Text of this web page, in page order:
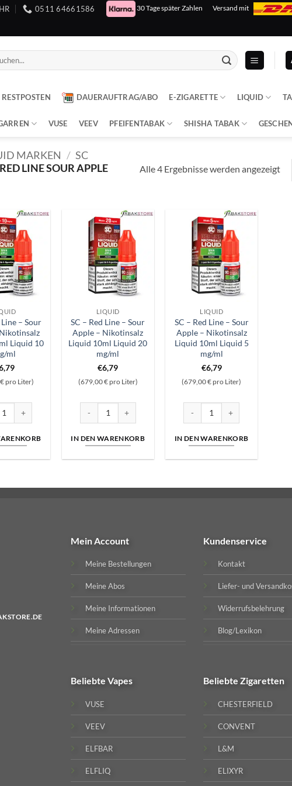
0511 64661586 30 Tage später Zahlen Versand mit
RESTPOSTEN DAUERAUFTRAG/ABO E-ZIGARETTE LIQUID
VUSE VEEV PFEIFENTABAK SHISHA TABAK
MARKEN / SC
LINE SOUR APPLE Alle 4 Ergebnisse werden angezeigt
Line – Sour
Liquid 10
ml
pro Liter)
LIQUID
SC – Red Line – Sour
Apple – Nikotinsalz
Liquid 10ml Liquid 20
mg/ml
€6,79
(679,00 € pro Liter)
IN DEN WARENKORB
LIQUID
SC – Red Line – Sour
Apple – Nikotinsalz
Liquid 10ml Liquid 5
mg/ml
€6,79
(679,00 € pro Liter)
IN DEN WARENKORB
Mein Account
Meine Bestellungen
Meine Abos
Meine Informationen
Meine Adressen
Kundenservice
Kontakt
Liefer- und
Widerrufsbelehrung
Blog/Lexikon
BeliebteVapes
VUSE
VEEV
ELFBAR
ELFLIQ
Beliebte Zigaretten
CHESTERFIELD
CONVENT
L&M
ELIXYR